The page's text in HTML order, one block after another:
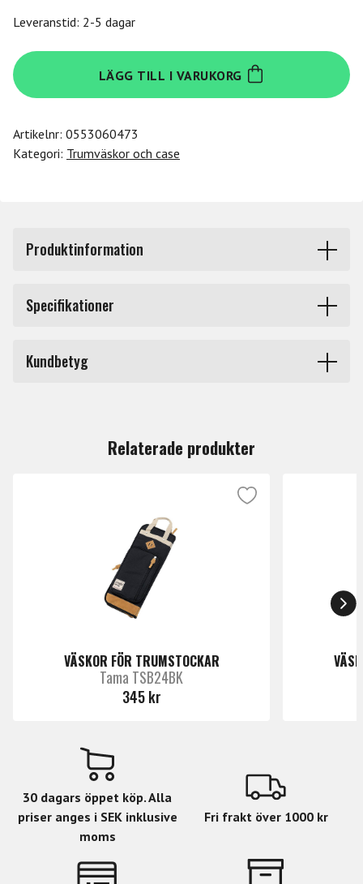
Leveranstid: 2-5 dagar
Tama
TSB12MG
mängd
LÄGG TILL I VARUKORG
Artikelnr: 0553060473
Kategori: Trumväskor och case
Produktinformation
Stockväska i trendig design med snyggt detaljarbete som
Specifikationer
Kundbetyg
Relaterade produkter
VÄSKOR FÖR TRUMSTOCKAR
Tama TSB24BK
345 kr
30 dagars öppet köp. Alla
priser anges i SEK inklusive
moms
Fri frakt över 1000 kr